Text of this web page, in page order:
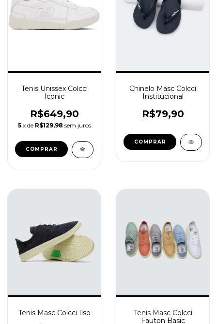
Tenis Unissex Colcci
Iconic
R$649,90
5 x de R$129,98 sem juros
COMPRAR
Chinelo Masc Colcci
Institucional
R$79,90
COMPRAR
Tenis Masc Colcci Ilso
Tenis Masc Colcci
Fauton Basic